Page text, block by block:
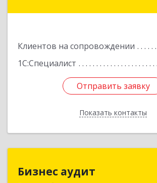
Клиентов на сопровождении
1С:Специалист
Отправить заявку
Показать контакты
Отправить заявку
Назад
Бизнес аудит